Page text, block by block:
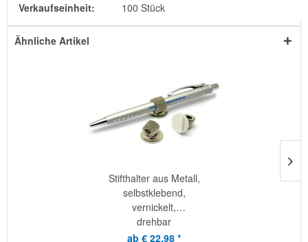
Verkaufseinheit: 100 Stück
Ähnliche Artikel
Stifthalter aus Metall,
selbstklebend,
vernickelt,
drehbar
ab € 22,98 *